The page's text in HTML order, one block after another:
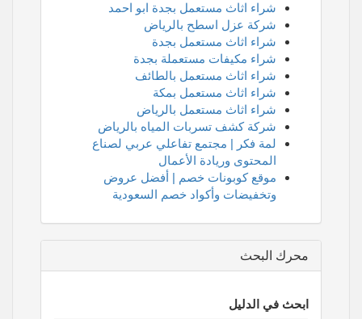
شراء اثاث مستعمل بجدة ابو احمد
شركة عزل اسطح بالرياض
شراء اثاث مستعمل بجدة
شراء مكيفات مستعملة بجدة
شراء اثاث مستعمل بالطائف
شراء اثاث مستعمل بمكة
شراء اثاث مستعمل بالرياض
شركة كشف تسربات المياه بالرياض
لمة فكر | مجتمع تفاعلي عربي لصناع
المحتوى وريادة الأعمال
موقع كوبونات خصم | أفضل عروض
وتخفيضات وأكواد خصم السعودية
محرك البحث
ابحث في الدليل